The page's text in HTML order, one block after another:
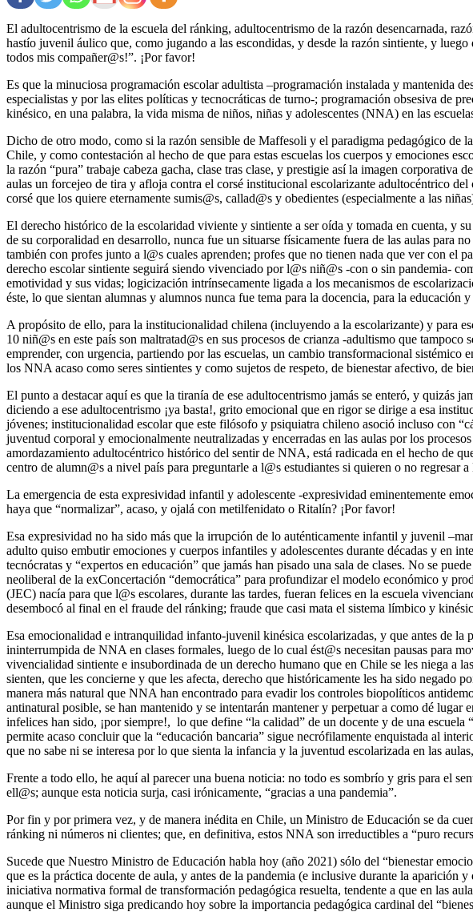
El adultocentrismo de la escuela del ránking, adultocentrismo de la razón desencarnada,
hastío juvenil áulico que, como jugando a las escondidas, y desde la razón sintiente, y
todos mis compañer@s!”. ¡Por favor!
Es que la minuciosa programación escolar adultista –programación instalada y mantenida
especialistas y por las elites políticas y tecnocráticas de turno-; programación obsesiva de
kinésico, en una palabra, la vida misma de niños, niñas y adolescentes (NNA) en las
Dicho de otro modo, como si la razón sensible de Maffesoli y el paradigma pedagógico de
Chile, y como contestación al hecho de que para estas escuelas los cuerpos y emociones
la razón “pura” trabaje cabeza gacha, clase tras clase, y prestigie así la imagen
aulas un forcejeo de tira y afloja contra el corsé institucional escolarizante adultocéntrico
corsé que los quiere eternamente sumis@s, callad@s y obedientes (especialmente a las
El derecho histórico de la escolaridad viviente y sintiente a ser oída y tomada en cuenta, y
de su corporalidad en desarrollo, nunca fue un situarse físicamente fuera de las aulas para
también con profes junto a l@s cuales aprenden; profes que no tienen nada que ver con el
derecho escolar sintiente seguirá siendo vivenciado por l@s niñ@s -con o sin pandemia-
emotividad y sus vidas; logicización intrínsecamente ligada a los mecanismos de
éste, lo que sientan alumnas y alumnos nunca fue tema para la docencia, para la
A propósito de ello, para la institucionalidad chilena (incluyendo a la escolarizante) y para
10 niñ@s en este país son maltratad@s en sus procesos de crianza -adultismo que
emprender, con urgencia, partiendo por las escuelas, un cambio transformacional
los NNA acaso como seres sintientes y como sujetos de respeto, de bienestar afectivo, de
El punto a destacar aquí es que la tiranía de ese adultocentrismo jamás se enteró, y quizás
diciendo a ese adultocentrismo ¡ya basta!, grito emocional que en rigor se dirige a esa
jóvenes; institucionalidad escolar que este filósofo y psiquiatra chileno asoció incluso con
juventud corporal y emocionalmente neutralizadas y encerradas en las aulas por los
amordazamiento adultocéntrico histórico del sentir de NNA, está radicada en el hecho de
centro de alumn@s a nivel país para preguntarle a l@s estudiantes si quieren o no
La emergencia de esta expresividad infantil y adolescente -expresividad eminentemente
haya que “normalizar”, acaso, y ojalá con metilfenidato o Ritalín? ¡Por favor!
Esa expresividad no ha sido más que la irrupción de lo auténticamente infantil y juvenil
adulto quiso embutir emociones y cuerpos infantiles y adolescentes durante décadas y en
tecnócratas y “expertos en educación” que jamás han pisado una sala de clases. No se
neoliberal de la exConcertación “democrática” para profundizar el modelo económico y
(JEC) nacía para que l@s escolares, durante las tardes, fueran felices en la escuela
desembocó al final en el fraude del ránking; fraude que casi mata el sistema límbico y
Esa emocionalidad e intranquilidad infanto-juvenil kinésica escolarizadas, y que antes de
ininterrumpida de NNA en clases formales, luego de lo cual ést@s necesitan pausas para
vivencialidad sintiente e insubordinada de un derecho humano que en Chile se les niega a
sienten, que les concierne y que les afecta, derecho que históricamente les ha sido
manera más natural que NNA han encontrado para evadir los controles biopolíticos
antinatural posible, se han mantenido y se intentarán mantener y perpetuar a como dé
infelices han sido, ¡por siempre!, lo que define “la calidad” de un docente y de una
permite acaso concluir que la “educación bancaria” sigue necrófilamente enquistada al
que no sabe ni se interesa por lo que sienta la infancia y la juventud escolarizada en las
Frente a todo ello, he aquí al parecer una buena noticia: no todo es sombrío y gris para el
ell@s; aunque esta noticia surja, casi irónicamente, “gracias a una pandemia”.
Por fin y por primera vez, y de manera inédita en Chile, un Ministro de Educación se da
ránking ni números ni clientes; que, en definitiva, estos NNA son irreductibles a “puro
Sucede que Nuestro Ministro de Educación habla hoy (año 2021) sólo del “bienestar
que es la práctica docente de aula, y antes de la pandemia (e inclusive durante la aparición
iniciativa normativa formal de transformación pedagógica resuelta, tendente a que en las
aunque el Ministro siga predicando hoy sobre la importancia pedagógica cardinal del